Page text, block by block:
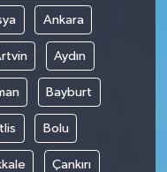
Ankara
Aydın
Bayburt
Bolu
Çankırı